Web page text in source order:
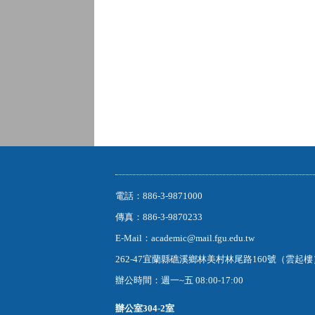
電話：886-3-9871000
傳真：886-3-9870233
E-Mail：academic@mail.fgu.edu.tw
262-47宜蘭縣礁溪鄉林美村林尾路160號（雲起
辦公時間：週一~五 08:00-17:00
辦公室304-2室